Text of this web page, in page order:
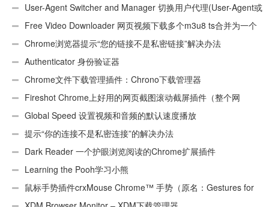
User-Agent Switcher and Manager 切换用户代理(User-Agent或
UA)Free Video Downloader 网页视频下载多个m3u8 ts合并为一个
ts文件Chrome浏览器提示“您的链接不是私密链接”解决办法
Authenticator 身份验证器
Chrome文件下载管理插件：Chrono下载管理器
Fireshot Chrome上好用的网页截图滚动截屏插件（整个网
页）Global Speed 设置视频和音频的默认速度播放
提示“你的连接不是私密连接”的解决办法
Dark Reader 一个护眼浏览阅读的Chrome扩展插件
Learning the Pooh学习小熊
鼠标手势插件crxMouse Chrome™ 手势（原名：Gestures for